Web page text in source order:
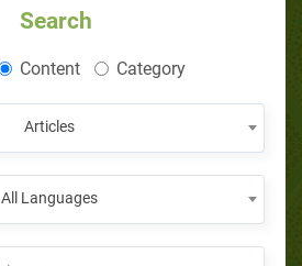
Search
Content Category
Articles
All Languages